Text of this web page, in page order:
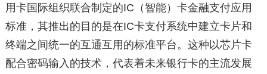
用卡国际组织联合制定的IC（智能）卡金融支付应用
标准，其推出的目的是在IC卡支付系统中建立卡片和
终端之间统一的互通互用的标准平台。这种以芯片卡
配合密码输入的技术，代表着未来银行卡的主流发展